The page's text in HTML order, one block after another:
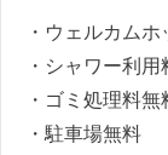
・ウェルカム
・シャワー利用
・ゴミ処理料無
・駐車場無料